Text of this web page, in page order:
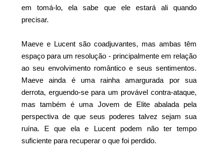
em tomá-lo, ela sabe que ele estará ali quando
precisar.
Maeve e Lucent são coadjuvantes, mas ambas têm
espaço para um resolução - principalmente em relação
ao seu envolvimento romântico e seus sentimentos.
Maeve ainda é uma rainha amargurada por sua
derrota, erguendo-se para um provável contra-ataque,
mas também é uma Jovem de Elite abalada pela
perspectiva de que seus poderes talvez sejam sua
ruína. E que ela e Lucent podem não ter tempo
suficiente para recuperar o que foi perdido.